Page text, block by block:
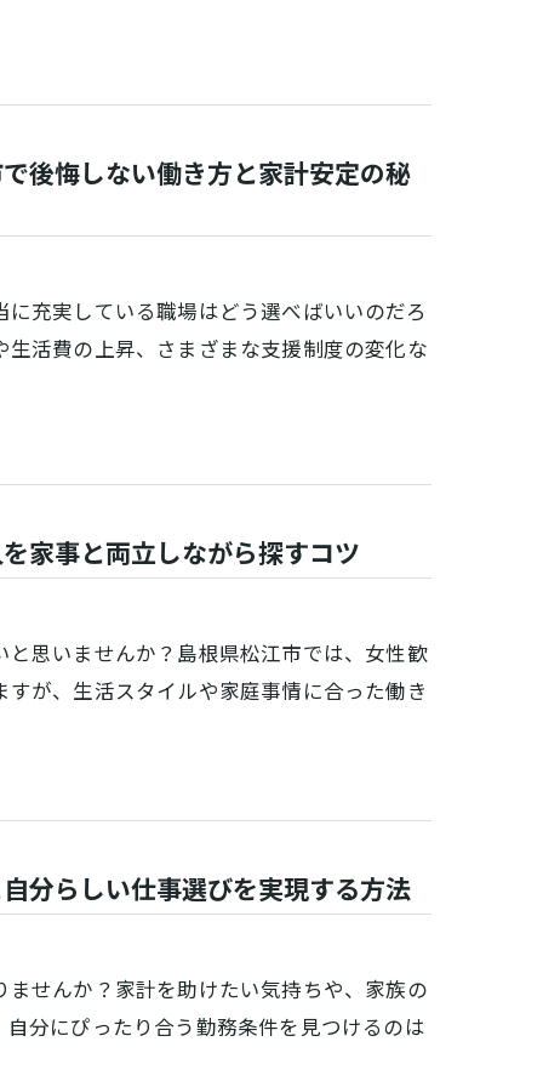
後悔しない働き方と家計安定の秘
充実している職場はどう選べばいいのだろ
活費の上昇、さまざまな支援制度の変化な
家事と両立しながら探すコツ
思いませんか？島根県松江市では、女性歓
が、生活スタイルや家庭事情に合った働き
分らしい仕事選びを実現する方法
せんか？家計を助けたい気持ちや、家族の
分にぴったり合う勤務条件を見つけるのは